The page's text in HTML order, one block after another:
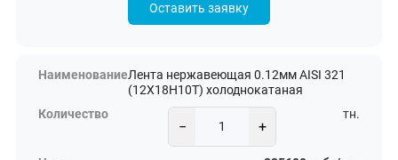
Оставить заявку
Лента нержавеющая 0.12мм AISI 321
(12Х18Н10Т) холоднокатаная
− +
тн.